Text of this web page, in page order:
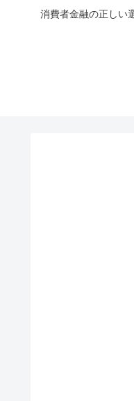
消費者金融の正しい